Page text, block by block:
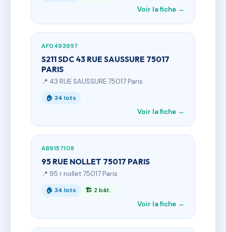
Voir la fiche →
AF0493957
S211 SDC 43 RUE SAUSSURE 75017
PARIS
📍 43 RUE SAUSSURE 75017 Paris
🏠 34 lots
Voir la fiche →
AB9157108
95 RUE NOLLET 75017 PARIS
📍 95 r nollet 75017 Paris
🏠 34 lots 🏗 2 bât.
Voir la fiche →